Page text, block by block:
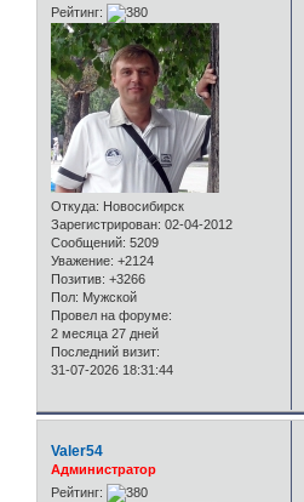
Рейтинг:
Откуда: Новосибирск
Зарегистрирован: 02-04-2012
Сообщений: 5209
Уважение: +2124
Позитив: +3266
Пол: Мужской
Провел на форуме:
2 месяца 27 дней
Последний визит:
31-07-2026 18:31:44
Valer54
Администратор
Рейтинг: